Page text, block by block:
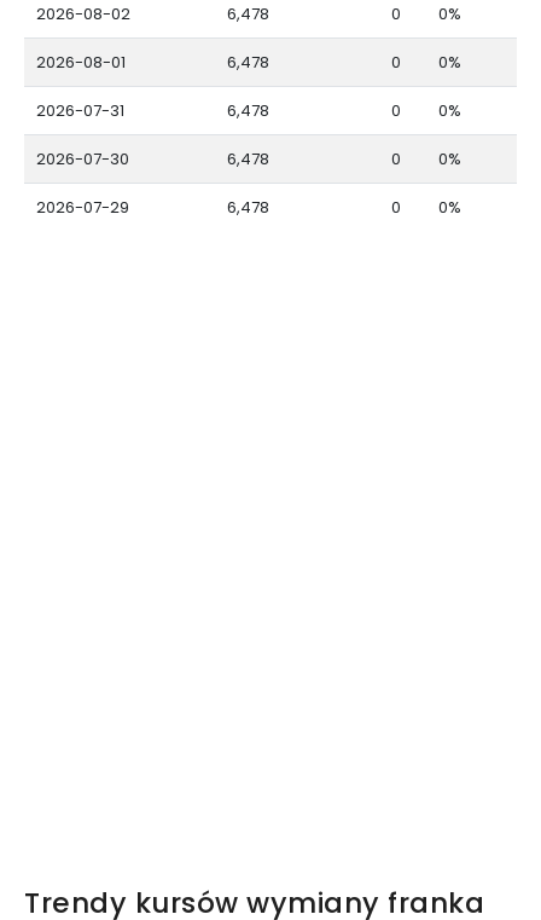
2026-08-02 6,478 0 0%
2026-08-01 6,478 0 0%
2026-07-31 6,478 0 0%
2026-07-30 6,478 0 0%
2026-07-29 6,478 0 0%
Trendy kursów wymiany franka